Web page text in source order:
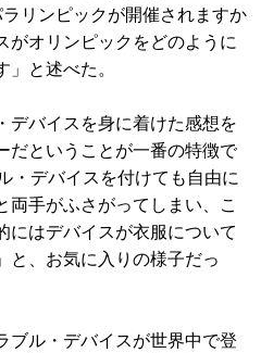
リンピックが開催されますか
がオリンピックをどのように
と述べた。
デバイスを身に着けた感想を
だということが一番の特徴で
・デバイスを付けても自由に
手がふさがってしまい、こ
にはデバイスが衣服について
と、お気に入りの様子だっ
ブル・デバイスが世界中で登